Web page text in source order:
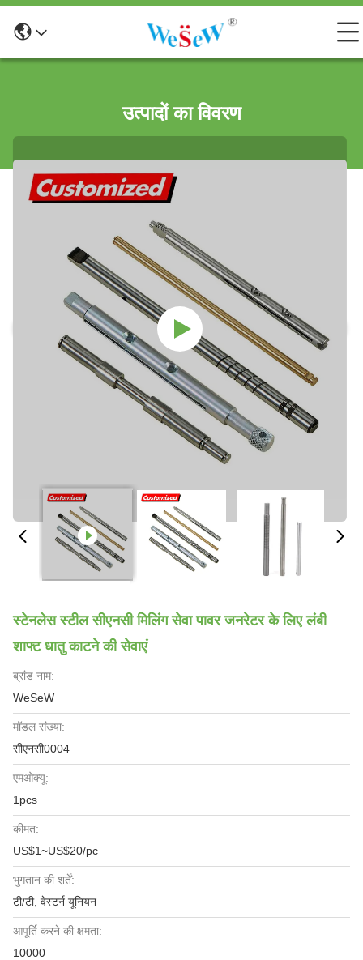
उत्पादों का विवरण
स्टेनलेस स्टील सीएनसी मिलिंग सेवा पावर जनरेटर के लिए लंबी
शाफ्ट धातु काटने की सेवाएं
ब्रांड नाम:
WeSeW
मॉडल संख्या:
सीएनसी0004
एमओक्यू:
1pcs
कीमत:
US$1~US$20/pc
भुगतान की शर्तें:
टी/टी, वेस्टर्न यूनियन
आपूर्ति करने की क्षमता:
10000